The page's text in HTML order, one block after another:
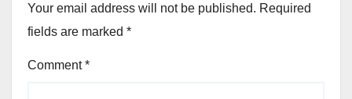
Your email address will not be published. Required
fields are marked *
Comment*